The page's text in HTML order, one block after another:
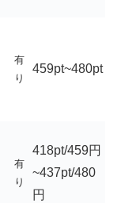
有
り
459pt~480pt
有
り
418pt/459円
~437pt/480
円